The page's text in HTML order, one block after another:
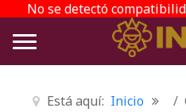
No se detectó
Está aquí: Inicio